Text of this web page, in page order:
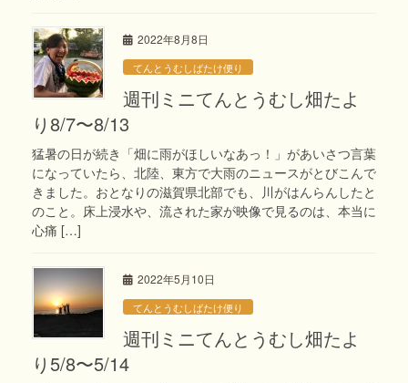
2022年8月8日
てんとうむしばたけ便り
週刊ミニてんとうむし畑たよ
り8/7〜8/13
猛暑の日が続き「畑に雨がほしいなあっ！」があいさつ言葉
になっていたら、北陸、東方で大雨のニュースがとびこんで
きました。おとなりの滋賀県北部でも、川がはんらんしたと
のこと。床上浸水や、流された家が映像で見るのは、本当に
心痛 […]
2022年5月10日
てんとうむしばたけ便り
週刊ミニてんとうむし畑たよ
り5/8〜5/14